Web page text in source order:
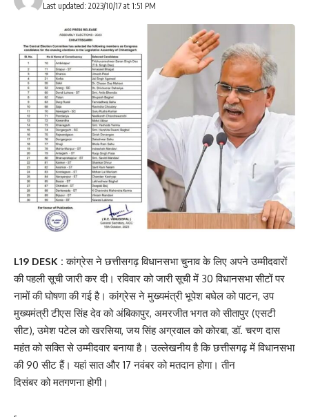
Last updated: 2023/10/17 at 1:51 PM
L19 DESK : कांग्रेस ने छत्तीसगढ़ विधानसभा चुनाव के लिए अपने उम्मीदवारों
की पहली सूची जारी कर दी। रविवार को जारी सूची में 30 विधानसभा सीटों पर
नामों की घोषणा की गई है। कांग्रेस ने मुख्यमंत्री भूपेश बघेल को पाटन, उप
मुख्यमंत्री टीएस सिंह देव को अंबिकापुर, अमरजीत भगत को सीतापुर (एसटी
सीट), उमेश पटेल को खरसिया, जय सिंह अग्रवाल को कोरबा, डॉ. चरण दास
महंत को सक्ति से उम्मीदवार बनाया है। उल्लेखनीय है कि छत्तीसगढ़ में विधानसभा
की 90 सीट हैं। यहां सात और 17 नवंबर को मतदान होगा। तीन
दिसंबर को मतगणना होगी।